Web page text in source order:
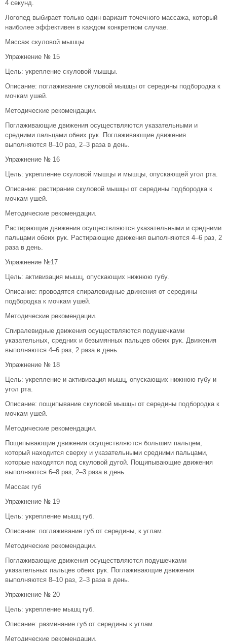
4 секунд.
Логопед выбирает только один вариант точечного массажа, который
наиболее эффективен в каждом конкретном случае.
Массаж скуловой мышцы
Упражнение № 15
Цель: укрепление скуловой мышцы.
Описание: поглаживание скуловой мышцы от середины подбородка к
мочкам ушей.
Методические рекомендации.
Поглаживающие движения осуществляются указательными и
средними пальцами обеих рук. Поглаживающие движения
выполняются 8–10 раз, 2–3 раза в день.
Упражнение № 16
Цель: укрепление скуловой мышцы и мышцы, опускающей угол рта.
Описание: растирание скуловой мышцы от середины подбородка к
мочкам ушей.
Методические рекомендации.
Растирающие движения осуществляются указательными и средними
пальцами обеих рук. Растирающие движения выполняются 4–6 раз, 2
раза в день.
Упражнение №17
Цель: активизация мышц, опускающих нижнюю губу.
Описание: проводятся спиралевидные движения от середины
подбородка к мочкам ушей.
Методические рекомендации.
Спиралевидные движения осуществляются подушечками
указательных, средних и безымянных пальцев обеих рук. Движения
выполняются 4–6 раз, 2 раза в день.
Упражнение № 18
Цель: укрепление и активизация мышц, опускающих нижнюю губу и
угол рта.
Описание: пощипывание скуловой мышцы от середины подбородка к
мочкам ушей.
Методические рекомендации.
Пощипывающие движения осуществляются большим пальцем,
который находится сверху и указательными средними пальцами,
которые находятся под скуловой дугой. Пощипывающие движения
выполняются 6–8 раз, 2–3 раза в день.
Массаж губ
Упражнение № 19
Цель: укрепление мышц губ.
Описание: поглаживание губ от середины, к углам.
Методические рекомендации.
Поглаживающие движения осуществляются подушечками
указательных пальцев обеих рук. Поглаживающие движения
выполняются 8–10 раз, 2–3 раза в день.
Упражнение № 20
Цель: укрепление мышц губ.
Описание: разминание губ от середины к углам.
Методические рекомендации.